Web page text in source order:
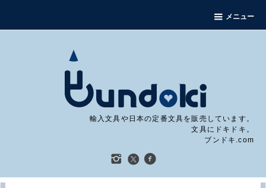
メニュー
輸入文具や日本の定番文具を販売しています。
文具にドキドキ。
ブンドキ.com